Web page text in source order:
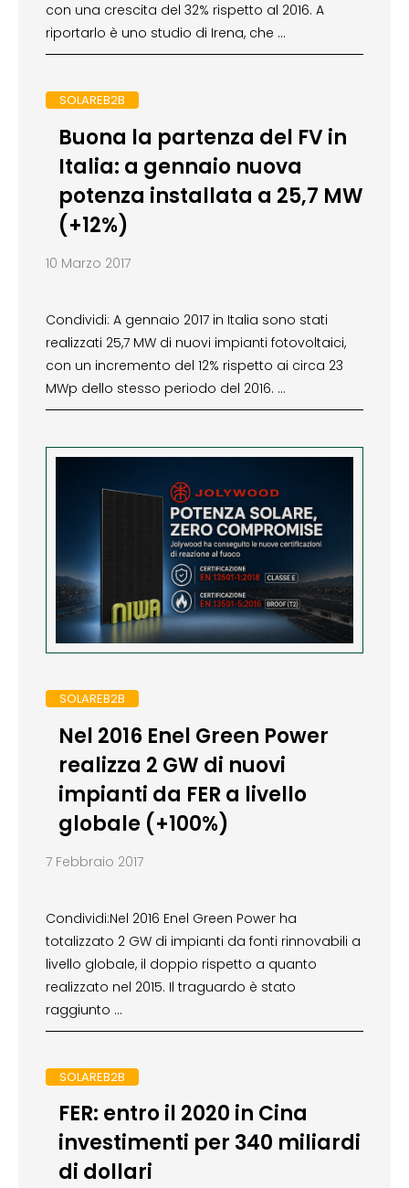
con una crescita del 32% rispetto al 2016. A
riportarlo è uno studio di Irena, che …
SOLAREB2B
Buona la partenza del FV in
Italia: a gennaio nuova
potenza installata a 25,7 MW
(+12%)
10 Marzo 2017
Condividi: A gennaio 2017 in Italia sono stati
realizzati 25,7 MW di nuovi impianti fotovoltaici,
con un incremento del 12% rispetto ai circa 23
MWp dello stesso periodo del 2016. …
SOLAREB2B
Nel 2016 Enel Green Power
realizza 2 GW di nuovi
impianti da FER a livello
globale (+100%)
7 Febbraio 2017
Condividi:Nel 2016 Enel Green Power ha
totalizzato 2 GW di impianti da fonti rinnovabili a
livello globale, il doppio rispetto a quanto
realizzato nel 2015. Il traguardo è stato
raggiunto …
SOLAREB2B
FER: entro il 2020 in Cina
investimenti per 340 miliardi
di dollari